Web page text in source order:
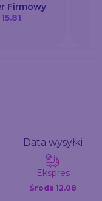
Firmowy
15.81
Data wysyłki
Ekspres
Środa 12.08